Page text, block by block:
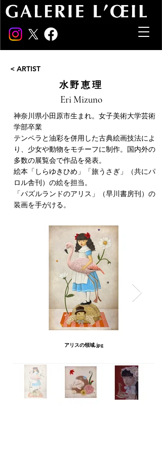
< ARTIST
水野恵理
Eri Mizuno
神奈川県小田原市生まれ。女子美術大学芸術
学部卒業
テンペラと油彩を併用した古典絵画技法によ
り、少女や動物をモチーフに制作。国内外の
多数の展覧会で作品を発表。
絵本「しらゆきひめ」「旅うさぎ」（共にパ
ロル舎刊）の絵を担当。
「パズルランドのアリス」（早川書房刊）の
装画を手がける。
アリスの領域.jpg